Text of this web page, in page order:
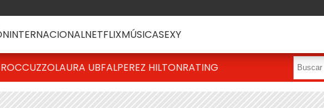
INTERNACIONALNETFLIXMÚSICASEXY
LAURA UBFALPEREZ HILTONRATING